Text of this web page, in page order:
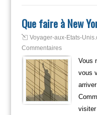
Que faire à New
Voyager-aux-Etats-
Commentaires
Vous
vous
visiter